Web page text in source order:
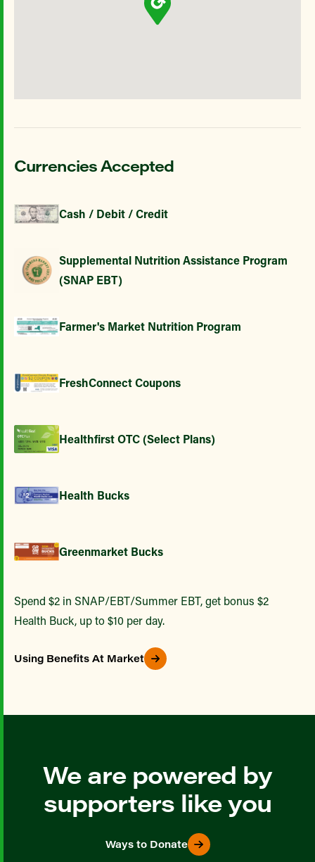
Currencies Accepted
Cash / Debit / Credit
Supplemental Nutrition Assistance Program
(SNAP EBT)
Farmer's Market Nutrition Program
FreshConnect Coupons
Healthfirst OTC (Select Plans)
Health Bucks
Greenmarket Bucks
Spend $2 in SNAP/EBT/Summer EBT, get bonus $2
Health Buck, up to $10 per day.
Using Benefits At Market
We are powered by
supporters like you
Ways to Donate